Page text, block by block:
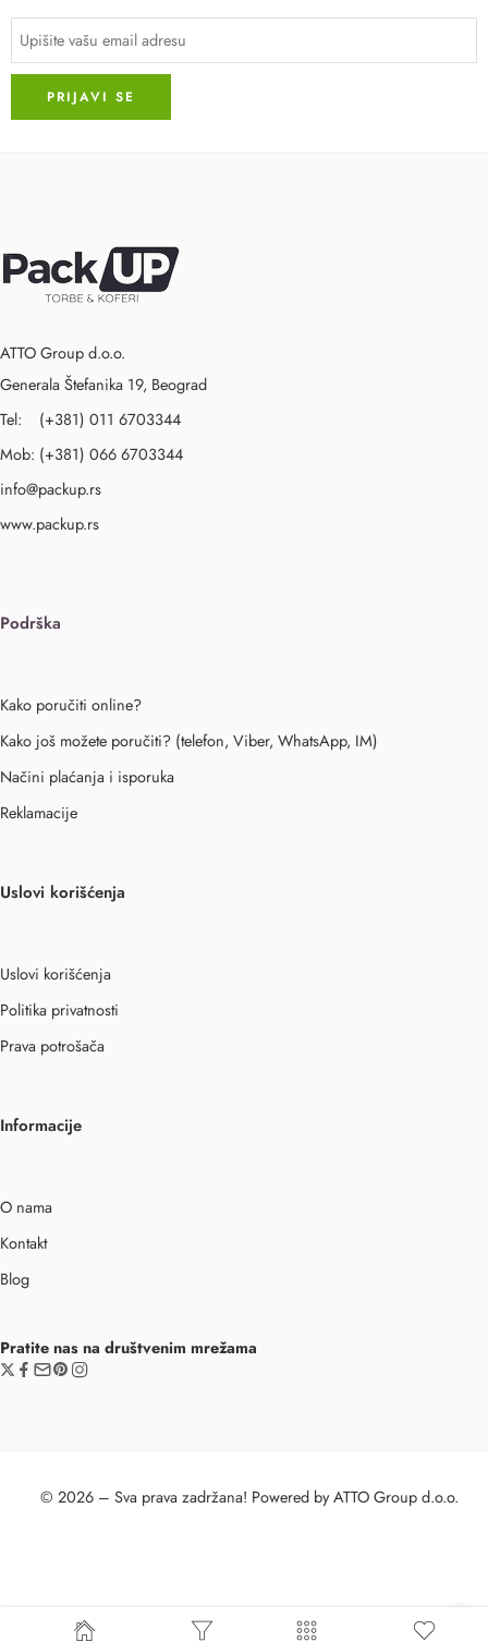
ATTO Group d.o.o.
Generala Štefanika 19, Beograd
Tel: (+381) 011 6703344
Mob: (+381) 066 6703344
info@packup.rs
www.packup.rs
Podrška
Kako poručiti online?
Kako još možete poručiti? (telefon, Viber, WhatsApp, IM)
Načini plaćanja i isporuka
Reklamacije
Uslovi korišćenja
Uslovi korišćenja
Politika privatnosti
Prava potrošača
Informacije
O nama
Kontakt
Blog
Pratite nas na društvenim mrežama
© 2026 – Sva prava zadržana! Powered by ATTO Group d.o.o.